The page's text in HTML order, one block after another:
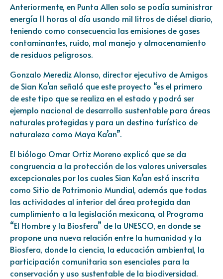
Anteriormente, en Punta Allen solo se podía suministrar
energía 11 horas al día usando mil litros de diésel diario,
teniendo como consecuencia las emisiones de gases
contaminantes, ruido, mal manejo y almacenamiento
de residuos peligrosos.
Gonzalo Merediz Alonso, director ejecutivo de Amigos
de Sian Ka’an señaló que este proyecto “es el primero
de este tipo que se realiza en el estado y podrá ser
ejemplo nacional de desarrollo sustentable para áreas
naturales protegidas y para un destino turístico de
naturaleza como Maya Ka’an”.
El biólogo Omar Ortiz Moreno explicó que se da
congruencia a la protección de los valores universales
excepcionales por los cuales Sian Ka’an está inscrita
como Sitio de Patrimonio Mundial, además que todas
las actividades al interior del área protegida dan
cumplimiento a la legislación mexicana, al Programa
“El Hombre y la Biosfera” de la UNESCO, en donde se
propone una nueva relación entre la humanidad y la
Biosfera, donde la ciencia, la educación ambiental, la
participación comunitaria son esenciales para la
conservación y uso sustentable de la biodiversidad.